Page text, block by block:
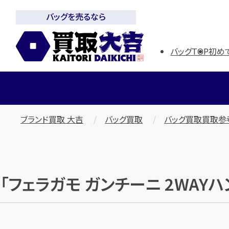
バッグを売るなら
バッグTOP初め
ブランド買取 大吉 バッグ買取 バッグ買取買取
「フェラガモ ガンチーニ 2WAY